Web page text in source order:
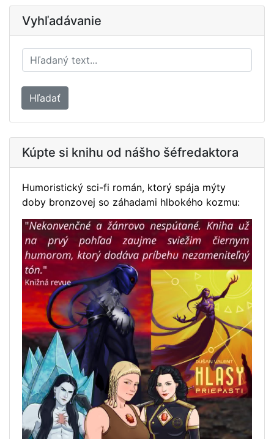
Vyhľadávanie
Hľadať
Kúpte si knihu od nášho šéfredaktora
Humoristický sci-fi román, ktorý spája mýty
doby bronzovej so záhadami hlbokého kozmu: